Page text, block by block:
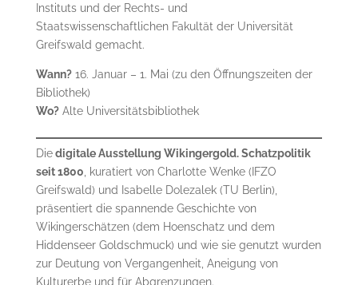
Instituts und der Rechts- und
Staatswissenschaftlichen Fakultät der Universität
Greifswald gemacht.
Wann?16. Januar – 1. Mai (zu den Öffnungszeiten der
Bibliothek)
Wo?Alte Universitätsbibliothek
Diedigitale Ausstellung Wikingergold. Schatzpolitik
seit 1800 , kuratiert von Charlotte Wenke (IFZO
Greifswald) und Isabelle Dolezalek (TU Berlin),
präsentiert die spannende Geschichte von
Wikingerschätzen (dem Hoenschatz und dem
Hiddenseer Goldschmuck) und wie sie genutzt wurden
zur Deutung von Vergangenheit, Aneigung von
Kulturerbe und für Abgrenzungen.